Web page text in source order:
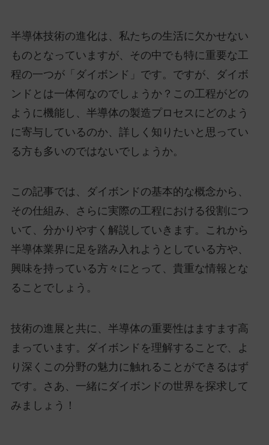
半導体技術の進化は、私たちの生活に欠かせない
ものとなっていますが、その中でも特に重要な工
程の一つが「ダイボンド」です。ですが、ダイボ
ンドとは一体何なのでしょうか？この工程がどの
ように機能し、半導体の製造プロセスにどのよう
に寄与しているのか、詳しく知りたいと思ってい
る方も多いのではないでしょうか。
この記事では、ダイボンドの基本的な概念から、
その仕組み、さらに実際の工程における役割につ
いて、分かりやすく解説していきます。これから
半導体業界に足を踏み入れようとしている方や、
興味を持っている方々にとって、貴重な情報とな
ることでしょう。
技術の進展と共に、半導体の重要性はますます高
まっています。ダイボンドを理解することで、よ
り深くこの分野の魅力に触れることができるはず
です。さあ、一緒にダイボンドの世界を探求して
みましょう！